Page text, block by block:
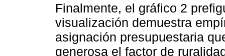
Finalmente, el gráfico 2
visualización demuestra
asignación presupuestaria
generosa el factor de